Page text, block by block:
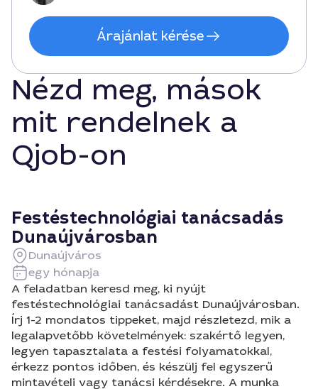
részletes ütemtervet kaptam, amely megkönnyítette a
döntésemet, és gördülékeny együttműködést
biztosított.
Árajánlat kérése
Nézd meg, mások
mit rendelnek a
Qjob-on
Festéstechnológiai tanácsadás
Dunaújvárosban
Dunaújváros
egy hónapja
A feladatban keresd meg, ki nyújt
festéstechnológiai tanácsadást Dunaújvárosban.
Írj 1-2 mondatos tippeket, majd részletezd, mik a
legalapvetőbb követelmények: szakértő legyen,
legyen tapasztalata a festési folyamatokkal,
érkezz pontos időben, és készülj fel egyszerű
mintavételi vagy tanácsi kérdésekre. A munka